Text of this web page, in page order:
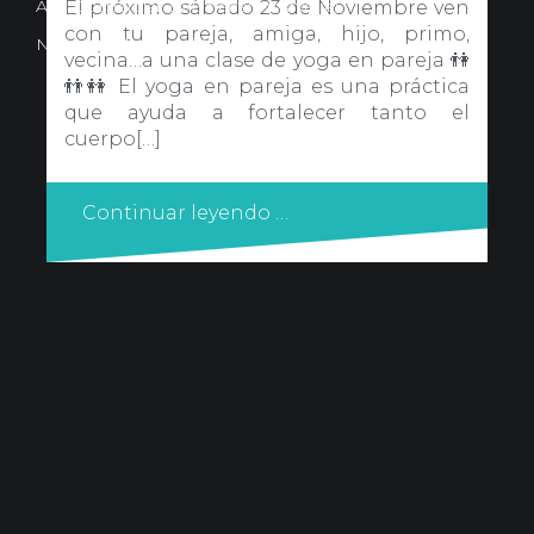
El próximo sábado 23 de Noviembre ven
con tu pareja, amiga, hijo, primo,
vecina…a una clase de yoga en pareja 👫
👬👭 El yoga en pareja es una práctica
que ayuda a fortalecer tanto el
cuerpo[…]
Continuar leyendo …
Avd. Comercial 20 Barañain (Navarra)
Nota Legal· Privacidad· Política de Cookies